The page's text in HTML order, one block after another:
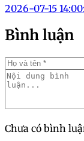
2026-07-15
Bình luận
Chưa có bình